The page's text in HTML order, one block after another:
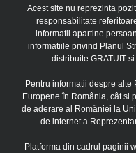
Acest site nu reprezinta
responsabilitate
informatii apartine
informatiile privind Planul
distribuite GRATUIT
Pentru informatii despre
Europene în România, cât si
de aderare al României la
de internet a
Platforma din cadrul paginii